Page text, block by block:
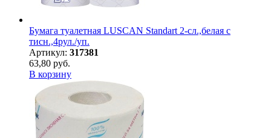
Бумага туалетная LUSCAN Standart 2-сл.,белая с
тисн.,4рул./уп.
Артикул: 317381
63,80 руб.
В корзину